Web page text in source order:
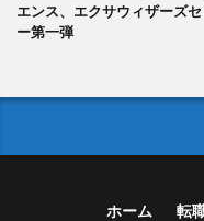
エンス、エクサウィザーズ
ー第一弾
ホーム 転